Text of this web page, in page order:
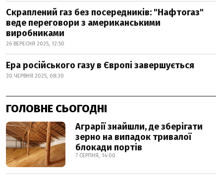
Скраплений газ без посередників: "Нафтогаз"
веде переговори з американськими
виробниками
26 ВЕРЕСНЯ 2025, 12:50
Ера російського газу в Європі завершується
30 ЧЕРВНЯ 2025, 08:30
ГОЛОВНЕ СЬОГОДНІ
Аграрії знайшли, де зберігати
зерно на випадок тривалої
блокади портів
7 СЕРПНЯ, 14:00